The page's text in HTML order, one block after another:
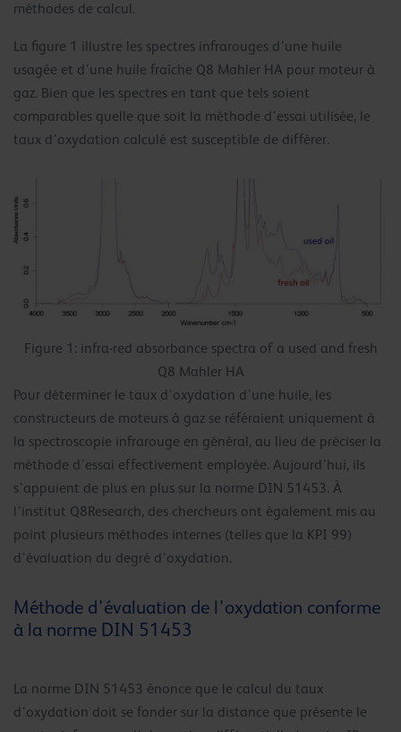
méthodes de calcul.
La figure 1 illustre les spectres infrarouges d’une huile
usagée et d’une huile fraîche Q8 Mahler HA pour moteur à
gaz. Bien que les spectres en tant que tels soient
comparables quelle que soit la méthode d’essai utilisée, le
taux d’oxydation calculé est susceptible de différer.
Figure 1: infra-red absorbance spectra of a used and fresh
Q8 Mahler HA
Pour déterminer le taux d’oxydation d’une huile, les
constructeurs de moteurs à gaz se référaient uniquement à
la spectroscopie infrarouge en général, au lieu de préciser la
méthode d’essai effectivement employée. Aujourd’hui, ils
s’appuient de plus en plus sur la norme DIN 51453. À
l’institut Q8Research, des chercheurs ont également mis au
point plusieurs méthodes internes (telles que la KPI 99)
d’évaluation du degré d’oxydation.
Méthode d’évaluation de l’oxydation conforme
à la norme DIN 51453
La norme DIN 51453 énonce que le calcul du taux
d’oxydation doit se fonder sur la distance que présente le